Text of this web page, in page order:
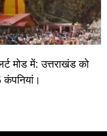
मोड में: उत्तराखंड को